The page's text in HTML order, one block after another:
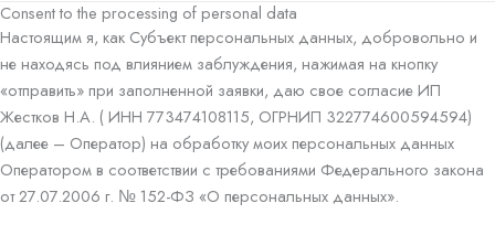
Consent to the processing of personal data
Настоящим я, как Субъект персональных данных, добровольно и
не находясь под влиянием заблуждения, нажимая на кнопку
«отправить» при заполненной заявки, даю свое согласие ИП
Жестков Н.А. ( ИНН 773474108115, ОГРНИП 322774600594594)
(далее – Оператор) на обработку моих персональных данных
Оператором в соответствии с требованиями Федерального закона
от 27.07.2006 г. № 152-ФЗ «О персональных данных».